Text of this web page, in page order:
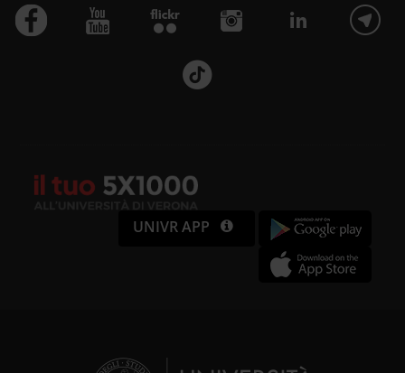
UNIVR APP